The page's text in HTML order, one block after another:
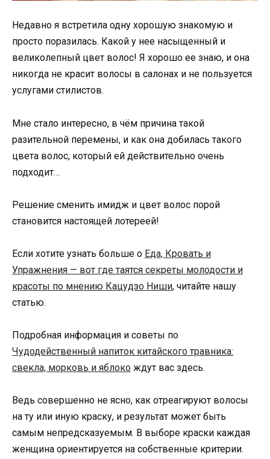
Недавно я встретила одну хорошую знакомую и
просто поразилась. Какой у нее насыщенный и
великолепный цвет волос! Я хорошо ее знаю, и она
никогда не красит волосы в салонах и не пользуется
услугами стилистов.
Мне стало интересно, в чём причина такой
разительной перемены, и как она добилась такого
цвета волос, который ей действительно очень
подходит…
Решение сменить имидж и цвет волос порой
становится настоящей лотереей!
Если хотите узнать больше о Еда, Кровать и
Упражнения — вот где таятся секреты молодости и
красоты по мнению Кацудзо Ниши, читайте нашу
статью.
Подробная информация и советы по
Чудодейственный напиток китайского травника:
свекла, морковь и яблоко ждут вас здесь.
Ведь совершенно не ясно, как отреагируют волосы
на ту или иную краску, и результат может быть
самым непредсказуемым. В выборе краски каждая
женщина ориентируется на собственные критерии.